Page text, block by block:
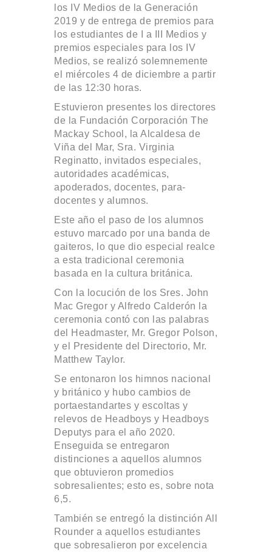
los IV Medios de la Generación
2019 y de entrega de premios para
los estudiantes de I a III Medios y
premios especiales para los IV
Medios, se realizó solemnemente
el miércoles 4 de diciembre a partir
de las 12:30 horas.
Estuvieron presentes los directores
de la Fundación Corporación The
Mackay School, la Alcaldesa de
Viña del Mar, Sra. Virginia
Reginatto, invitados especiales,
autoridades académicas,
apoderados, docentes, para-
docentes y alumnos.
Este año el paso de los alumnos
estuvo marcado por una banda de
gaiteros, lo que dio especial realce
a esta tradicional ceremonia
basada en la cultura británica.
Con la locución de los Sres. John
Mac Gregor y Alfredo Calderón la
ceremonia contó con las palabras
del Headmaster, Mr. Gregor Polson,
y el Presidente del Directorio, Mr.
Matthew Taylor.
Se entonaron los himnos nacional
y británico y hubo cambios de
portaestandartes y escoltas y
relevos de Headboys y Headboys
Deputys para el año 2020.
Enseguida se entregaron
distinciones a aquellos alumnos
que obtuvieron promedios
sobresalientes; esto es, sobre nota
6,5.
También se entregó la distinción All
Rounder a aquellos estudiantes
que sobresalieron por excelencia